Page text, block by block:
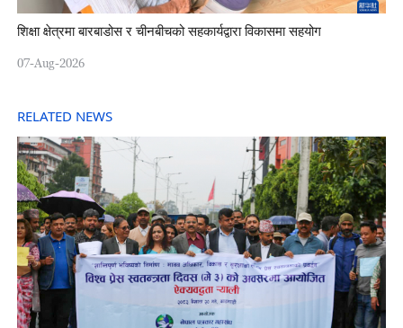
शिक्षा क्षेत्रमा बारबाडोस र चीनबीचको सहकार्यद्वारा विकासमा सहयोग
07-Aug-2026
RELATED NEWS